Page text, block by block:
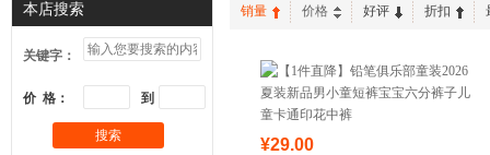
本店搜索
关键字：
价 格： 到
搜索
销量 价格 好评 折扣
¥29.00
打